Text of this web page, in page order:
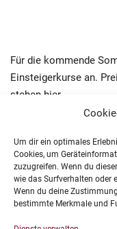
Um dir ein optimales
Cookies, um
zuzugreifen. Wenn du
wie das Surfverhalten oder
Wenn du deine
bestimmte Merkmale und
Für die kommende
Einsteigerkurse an.
stehen hier…